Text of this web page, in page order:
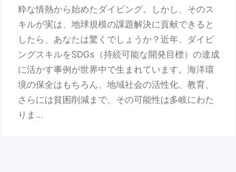
粋な情熱から始めたダイビング。しかし、そのス
キルが実は、地球規模の課題解決に貢献できると
したら、あなたは驚くでしょうか？近年、ダイビ
ングスキルをSDGs（持続可能な開発目標）の達成
に活かす事例が世界中で生まれています。海洋環
境の保全はもちろん、地域社会の活性化、教育、
さらには貧困削減まで、その可能性は多岐にわた
りま…